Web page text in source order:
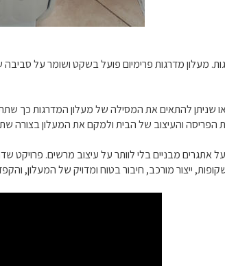
מעלון מדרגות פרימיום פועל בשקט ושומר על סביבה
ודאו שניתן להתאים את המסילה של מעלון המדרגות כך
את הפריסה והעיצוב של הבית ולמקם את המעלון
מבניים בלי לוותר על עיצוב מרשים. פרויקט
ייצור מורכב, חיבור בטוח ומדויק של המעלון,